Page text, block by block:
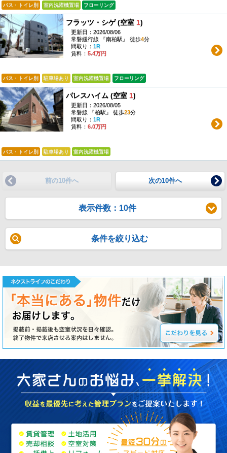
バス・トイレ別 室内洗濯機置場 フローリング
フラッツ・シゲ (空室 1)
更新日：2026/08/06
常磐緩行線 『南柏駅』 徒歩4分
間取り： 1R
賃料： 5.4万円
バス・トイレ別 駐車場あり 室内洗濯機置場 フローリング
パレスハイム (空室 1)
更新日：2026/08/05
常磐線 『柏駅』 徒歩23分
間取り： 1R
賃料： 6.0万円
バス・トイレ別 駐車場あり 室内洗濯機置場
前の10件へ 次の10件へ
表示件数：10件
条件を絞り込む